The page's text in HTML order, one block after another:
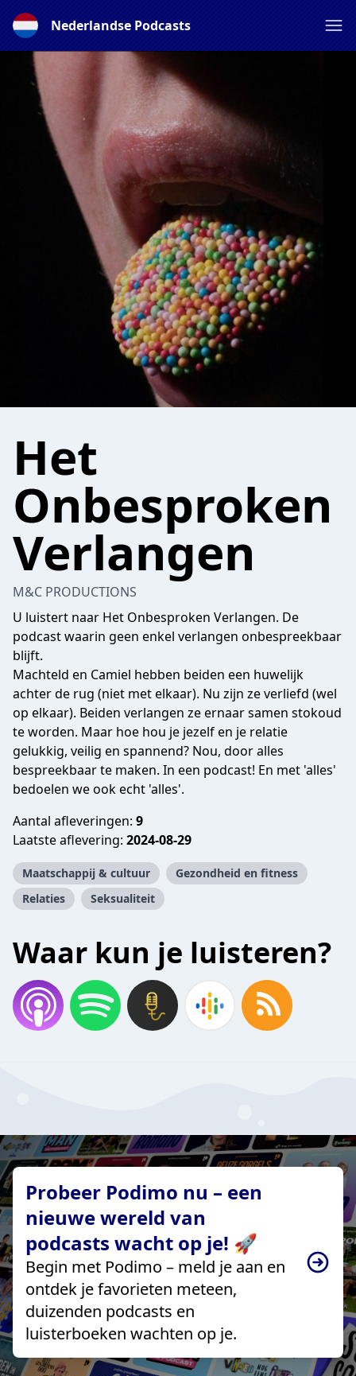
Nederlandse Podcasts
Het
Onbesproken
Verlangen
M&C PRODUCTIONS
U luistert naar Het Onbesproken Verlangen. De
podcast waarin geen enkel verlangen onbespreekbaar
blijft.
Machteld en Camiel hebben beiden een huwelijk
achter de rug (niet met elkaar). Nu zijn ze verliefd (wel
op elkaar). Beiden verlangen ze ernaar samen stokoud
te worden. Maar hoe hou je jezelf en je relatie
gelukkig, veilig en spannend? Nou, door alles
bespreekbaar te maken. In een podcast! En met 'alles'
bedoelen we ook echt 'alles'.
Aantal afleveringen: 9
Laatste aflevering: 2024-08-29
Maatschappij & cultuur
Gezondheid en fitness
Relaties
Seksualiteit
Waar kun je luisteren?
Probeer Podimo nu – een
nieuwe wereld van
podcasts wacht op je! 🚀
Begin met Podimo – meld je aan en
ontdek je favorieten meteen,
duizenden podcasts en
luisterboeken wachten op je.